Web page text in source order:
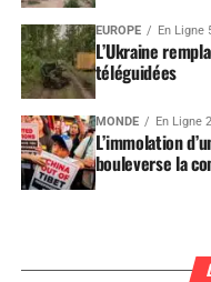
EUROPE En Ligne
L’Ukraine
téléguidées
MONDE En Ligne
L’immolation
bouleverse la